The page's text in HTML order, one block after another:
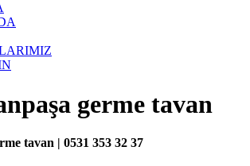
germe tavan
tavan | 0531 353 32 37